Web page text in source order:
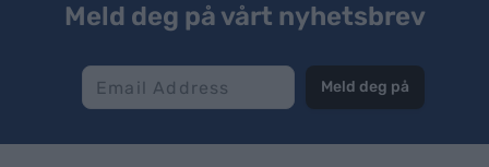
Meld deg på vårt nyhetsbrev
Meld deg på